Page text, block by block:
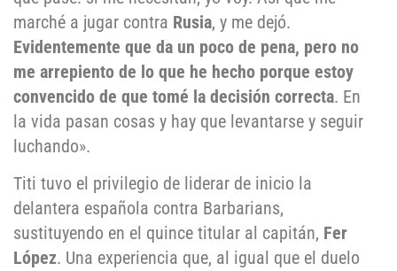
marché a jugar contra Rusia, y me dejó.
Evidentemente que da un poco de pena, pero no
me arrepiento de lo que he hecho porque estoy
convencido de que tomé la decisión correcta. En
la vida pasan cosas y hay que levantarse y seguir
luchando».
Titi tuvo el privilegio de liderar de inicio la
delantera española contra Barbarians,
sustituyendo en el quince titular al capitán, Fer
López. Una experiencia que, al igual que el duelo